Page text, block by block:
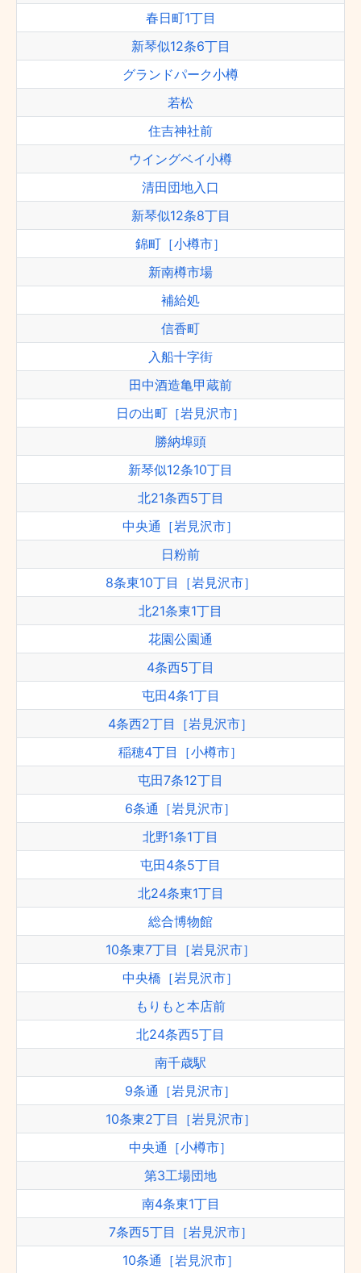
春日町1丁目
新琴似12条6丁目
グランドパーク小樽
若松
住吉神社前
ウイングベイ小樽
清田団地入口
新琴似12条8丁目
錦町［小樽市］
新南樽市場
補給処
信香町
入船十字街
田中酒造亀甲蔵前
日の出町［岩見沢市］
勝納埠頭
新琴似12条10丁目
北21条西5丁目
中央通［岩見沢市］
日粉前
8条東10丁目［岩見沢市］
北21条東1丁目
花園公園通
4条西5丁目
屯田4条1丁目
4条西2丁目［岩見沢市］
稲穂4丁目［小樽市］
屯田7条12丁目
6条通［岩見沢市］
北野1条1丁目
屯田4条5丁目
北24条東1丁目
総合博物館
10条東7丁目［岩見沢市］
中央橋［岩見沢市］
もりもと本店前
北24条西5丁目
南千歳駅
9条通［岩見沢市］
10条東2丁目［岩見沢市］
中央通［小樽市］
第3工場団地
南4条東1丁目
7条西5丁目［岩見沢市］
10条通［岩見沢市］